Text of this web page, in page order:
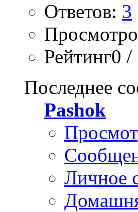
Ответов: 3
Рейтинг0 /
Последнее
Pashok
Личное